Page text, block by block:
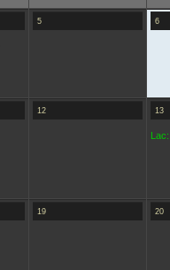
5 6
12 13
19 20